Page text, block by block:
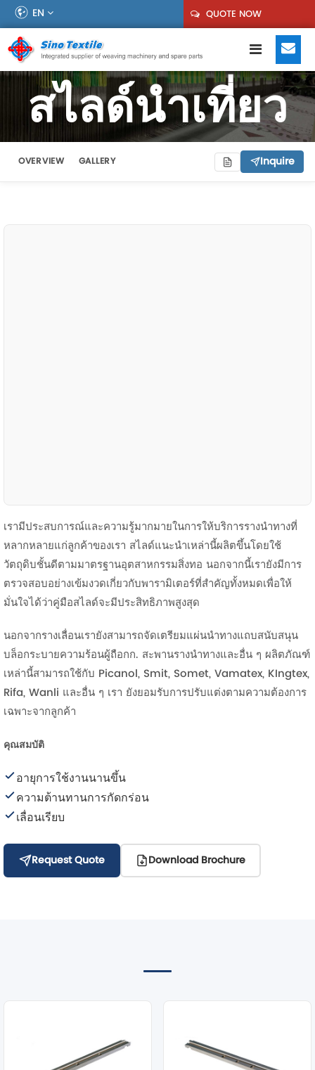
EN QUOTE NOW
สไลด์นำเที่ยว
OVERVIEW GALLERY Inquire
เรามีประสบการณ์และความรู้มากมายในการให้บริการรางนำทางที่
หลากหลายแก่ลูกค้าของเรา สไลด์แนะนำเหล่านี้ผลิตขึ้นโดยใช้
วัตถุดิบชั้นดีตามมาตรฐานอุตสาหกรรมสิ่งทอ นอกจากนี้เรายังมีการ
ตรวจสอบอย่างเข้มงวดเกี่ยวกับพารามิเตอร์ที่สำคัญทั้งหมดเพื่อให้
มั่นใจได้ว่าคู่มือสไลด์จะมีประสิทธิภาพสูงสุด
นอกจากรางเลื่อนเรายังสามารถจัดเตรียมแผ่นนำทางแถบสนับสนุน
บล็อกระบายความร้อนผู้ถือกก. สะพานรางนำทางและอื่น ๆ ผลิตภัณฑ์
เหล่านี้สามารถใช้กับ Picanol, Smit, Somet, Vamatex, KIngtex,
Rifa, Wanli และอื่น ๆ เรา ยังยอมรับการปรับแต่งตามความต้องการ
เฉพาะจากลูกค้า
คุณสมบัติ
อายุการใช้งานนานขึ้น
ความต้านทานการกัดกร่อน
เลื่อนเรียบ
Request Quote Download Brochure